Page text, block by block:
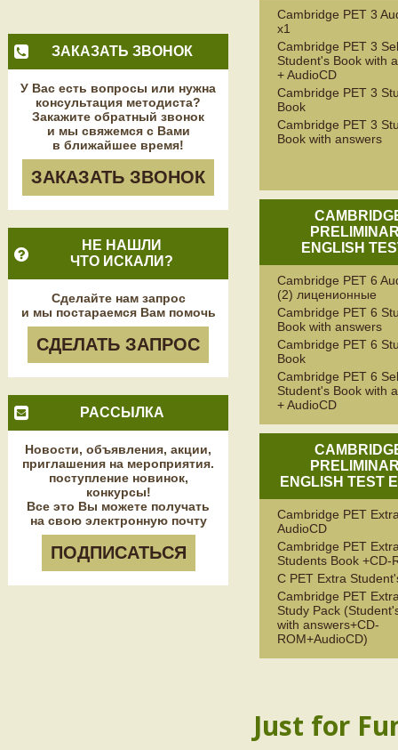
ЗАКАЗАТЬ ЗВОНОК
У Вас есть вопросы или нужна
консультация методиста?
Закажите обратный звонок
и мы свяжемся с Вами
в ближайшее время!
ЗАКАЗАТЬ ЗВОНОК
НЕ НАШЛИ
ЧТО ИСКАЛИ?
Сделайте нам запрос
и мы постараемся Вам помочь
СДЕЛАТЬ ЗАПРОС
РАССЫЛКА
Новости, объявления, акции,
приглашения на мероприятия.
поступление новинок,
конкурсы!
Все это Вы можете получать
на свою электронную почту
ПОДПИСАТЬСЯ
Cambridge PET 3
x1
Cambridge PET 3
Student's Book with
+ AudioCD
Cambridge PET 3
Book
Cambridge PET 3
Book with answers
ENGLISH
Cambridge PET 6
(2) лиценионные
Cambridge PET 6
Book with answers
Cambridge PET 6
Book
Cambridge PET 6
Student's Book with
+ AudioCD
ENGLISH TEST
Cambridge PET
AudioCD
Cambridge PET
Students Book +CD-
C PET Extra
Cambridge PET
Study Pack
with answers+CD-
ROM+AudioCD)
Just for